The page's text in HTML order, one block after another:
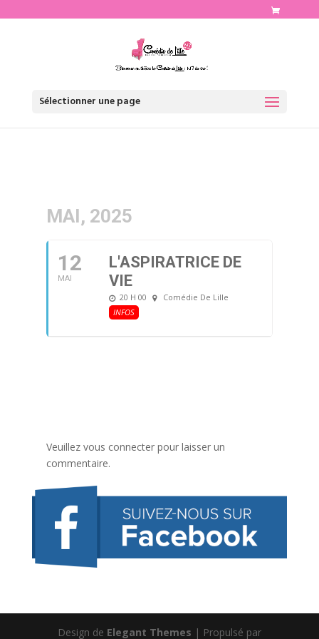
Sélectionner une page
MAI, 2025
12
MAI
L'ASPIRATRICE DE
VIE
20 H 00
Comédie De Lille
INFOS
Veuillez vous connecter pour laisser un
commentaire.
Design de Elegant Themes | Propulsé par